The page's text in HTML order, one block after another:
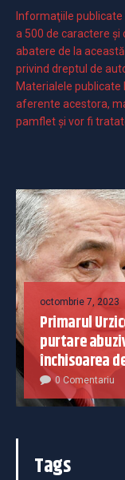
Informaţiile
a 500 de caractere şi
abatere de la
privind dreptul de
Materialele publicate
aferente acestora,
pamflet și vor fi
octombrie 7, 2023
Primarul
purtare
închisoarea
0 Comentariu
Tags